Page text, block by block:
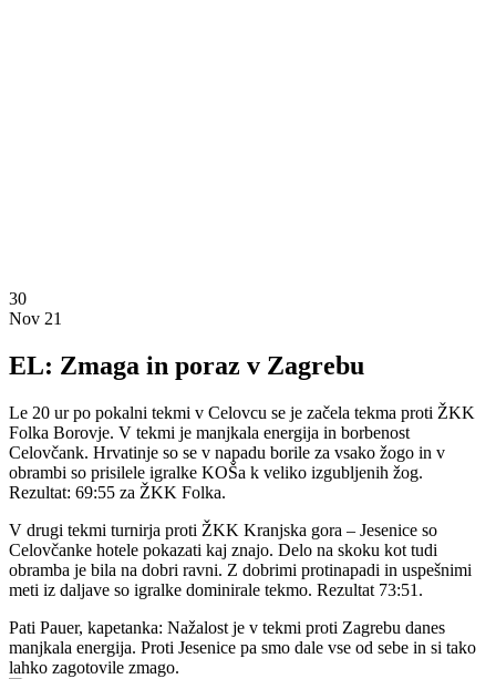
30
Nov 21
EL: Zmaga in poraz v Zagrebu
Le 20 ur po pokalni tekmi v Celovcu se je začela tekma proti ŽKK
Folka Borovje. V tekmi je manjkala energija in borbenost
Celovčank. Hrvatinje so se v napadu borile za vsako žogo in v
obrambi so prisilele igralke KOŠa k veliko izgubljenih žog.
Rezultat: 69:55 za ŽKK Folka.
V drugi tekmi turnirja proti ŽKK Kranjska gora – Jesenice so
Celovčanke hotele pokazati kaj znajo. Delo na skoku kot tudi
obramba je bila na dobri ravni. Z dobrimi protinapadi in uspešnimi
meti iz daljave so igralke dominirale tekmo. Rezultat 73:51.
Pati Pauer, kapetanka: Nažalost je v tekmi proti Zagrebu danes
manjkala energija. Proti Jesenice pa smo dale vse od sebe in si tako
lahko zagotovile zmago.